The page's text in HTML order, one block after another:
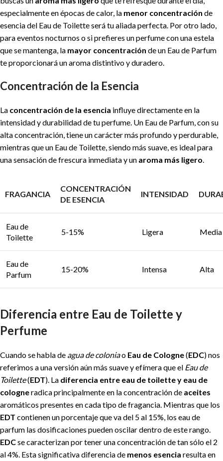
especialmente en épocas de calor, la menor concentración de
esencia del Eau de Toilette será tu aliada perfecta. Por otro lado,
para eventos nocturnos o si prefieres un perfume con una estela
que se mantenga, la mayor concentración de un Eau de Parfum
te proporcionará un aroma distintivo y duradero.
Concentración de la Esencia
La concentración de la esencia influye directamente en la
intensidad y durabilidad de tu perfume. Un Eau de Parfum, con su
alta concentración, tiene un carácter más profundo y perdurable,
mientras que un Eau de Toilette, siendo más suave, es ideal para
una sensación de frescura inmediata y un aroma más ligero
FRAGANCIA
CONCENTRACIÓN
DE ESENCIA
INTENSIDAD
Eau de
Toilette
5-15% Ligera Media
Eau de
Parfum
15-20% Intensa Alta
Diferencia entre Eau de Toilette y
Perfume
Cuando se habla de agua de coloniao Eau de Cologne(EDC) nos
referimos a una versión aún más suave y efímera que el Eau de
Toilette(EDT). La diferencia entre eau de toilette y eau de
cologneradica principalmente en la concentración de aceites
aromáticos presentes en cada tipo de fragancia. Mientras que los
EDT contienen un porcentaje que va del 5 al 15%, los eau de
parfum las dosificaciones pueden oscilar dentro de este rango.
EDCse caracterizan por tener una concentración de tan sólo el 2
al 4%. Esta significativa diferencia de menos esencia resulta en